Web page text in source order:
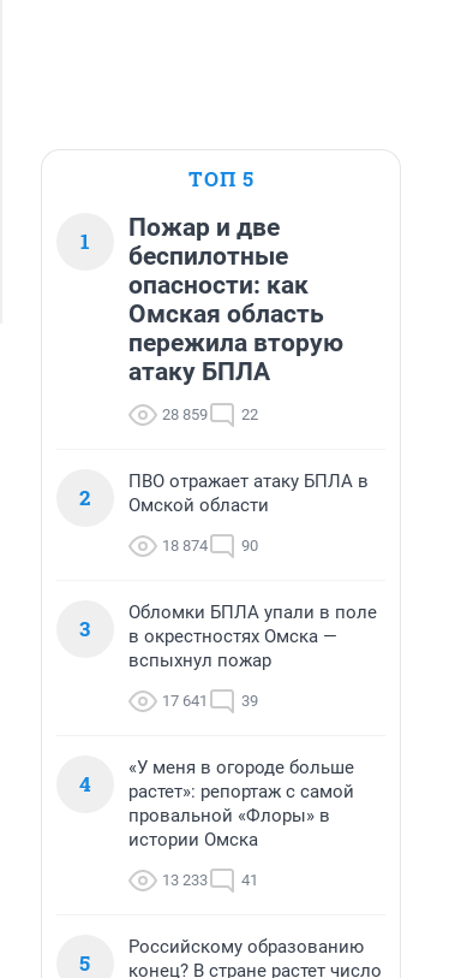
ТОП 5
1
Пожар и две
беспилотные
опасности: как
Омская область
пережила вторую
атаку БПЛА
28 859 22
2
ПВО отражает атаку БПЛА в
Омской области
18 874 90
3
Обломки БПЛА упали в поле
в окрестностях Омска —
вспыхнул пожар
17 641 39
4
«У меня в огороде больше
растет»: репортаж с самой
провальной «Флоры» в
истории Омска
13 233 41
5
Российскому образованию
конец? В стране растет число